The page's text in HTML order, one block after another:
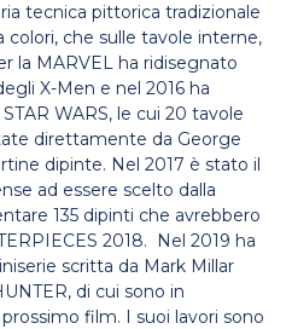
tecnica pittorica tradizionale
colori, che sulle tavole interne,
la MARVEL ha ridisegnato
X-Men e nel 2016 ha
WARS, le cui 20 tavole
direttamente da George
dipinte. Nel 2017 è stato il
ad essere scelto dalla
135 dipinti che avrebbero
2018. Nel 2019 ha
scritta da Mark Millar
di cui sono in
film. I suoi lavori sono